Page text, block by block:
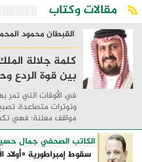
مقالات وكتاب
القبطان محمود
كلمة جلالة
بين قوة الردع
في الأوقات التي تمر
وتوترات متصاعدة،
مواقف معلنة؛ فهي
إدارتها للأزمات،
الكاتب الصحفي جمال
سقوط إمبراطورية «أولاد